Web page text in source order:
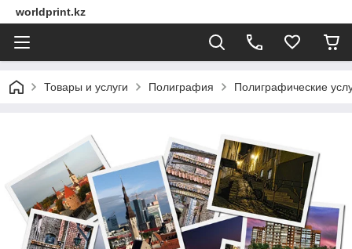
worldprint.kz
Товары и услуги Полиграфия Полиграфические